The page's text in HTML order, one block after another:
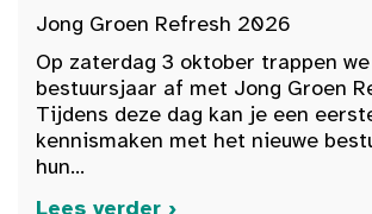
Jong Groen Refresh 2026
Op zaterdag 3 oktober trappen
bestuursjaar af met Jong Groen
Tijdens deze dag kan je een
kennismaken met het nieuwe
hun...
Lees verder ›